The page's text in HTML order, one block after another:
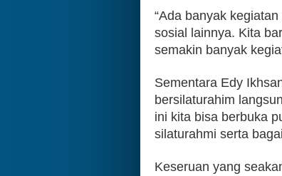
“Ada banyak
sosial lainnya. Kita
semakin banyak
Sementara Edy
bersilaturahim
ini kita bisa berbuka
silaturahmi serta
Keseruan yang